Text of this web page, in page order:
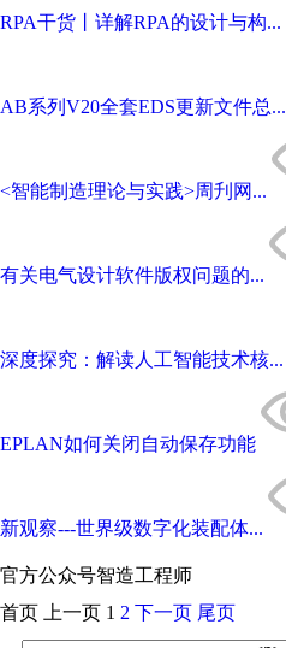
RPA干货丨详解RPA的设计与构...
AB系列V20全套EDS更新文件总...
<智能制造理论与实践>周刋网...
有关电气设计软件版权问题的...
深度探究：解读人工智能技术核...
EPLAN如何关闭自动保存功能
新观察---世界级数字化装配体...
官方公众号智造工程师
首页 上一页 1 2 下一页 尾页